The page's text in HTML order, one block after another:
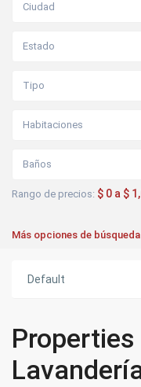
Ciudad
Estado
Tipo
Habitaciones
Baños
Rango de precios: $ 0 a $
Más opciones de búsqueda
Default